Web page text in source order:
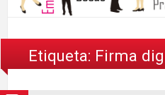
Etiqueta: Firma